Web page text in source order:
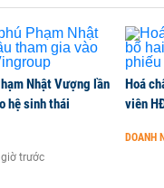
Nhật Vượng lần
hệ sinh thái
trước
Hoá
viên
DOANH